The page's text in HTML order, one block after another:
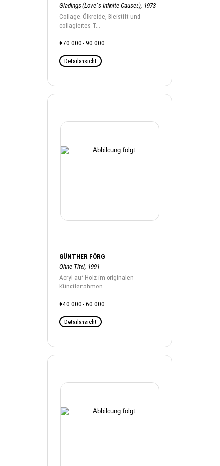
Gladings (Love´s Infinite Causes), 1973
Collage. Ölkreide, Bleistift und
collagiertes T...
€70.000 - 90.000
Detailansicht
GÜNTHER FÖRG
Ohne Titel, 1991
Acryl auf Holz im originalen
Künstlerrahmen
€40.000 - 60.000
Detailansicht